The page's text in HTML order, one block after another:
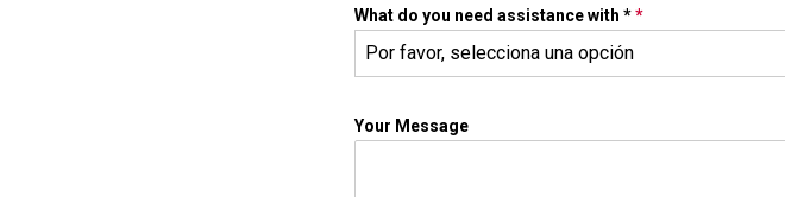
What do you need assistance with **
Por favor, selecciona una opción
Your Message